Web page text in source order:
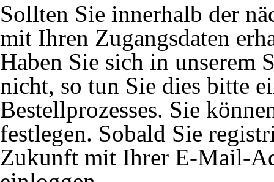
Sollten Sie innerhalb der
mit Ihren Zugangsdaten
Haben Sie sich in unserem
nicht, so tun Sie dies bitte
Bestellprozesses. Sie
festlegen. Sobald Sie
Zukunft mit Ihrer E-Mail-